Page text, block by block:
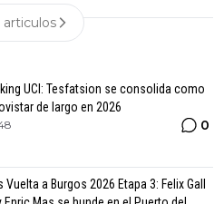
articulos
UCI: Tesfatsion se consolida como
de largo en 2026
0
Vuelta a Burgos 2026 Etapa 3: Felix Gall